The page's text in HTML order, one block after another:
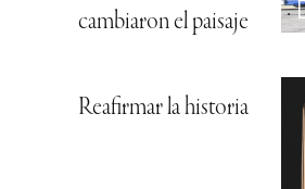
cambiaron el paisaje
Reafirmar la historia